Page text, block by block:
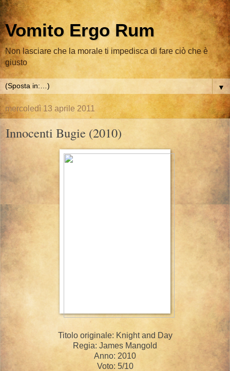
Vomito Ergo Rum
Non lasciare che la morale ti impedisca di fare ciò che è
giusto
▼
mercoledì 13 aprile 2011
Innocenti Bugie (2010)
Titolo originale: Knight and Day
Regia: James Mangold
Anno: 2010
Voto: 5/10